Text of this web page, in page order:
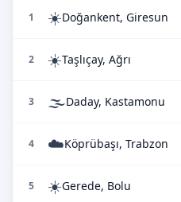
1 ☀️Doğankent, Giresun
2 ☀️Taşlıçay, Ağrı
3 🌫️Daday, Kastamonu
4 ☁️Köprübaşı, Trabzon
5 ☀️Gerede, Bolu